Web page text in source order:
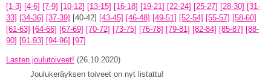
[1-3] [4-6] [7-9] [10-12] [13-15] [16-18] [19-21] [22-24] [25-27] [28-30] [31-
33] [34-36] [37-39] [40-42] [43-45] [46-48] [49-51] [52-54] [55-57] [58-60]
[61-63] [64-66] [67-69] [70-72] [73-75] [76-78] [79-81] [82-84] [85-87] [88-
90] [91-93] [94-96] [97]
Lasten joulutoiveet! (26.10.2020)
Joulukeräyksen toiveet on nyt listattu!